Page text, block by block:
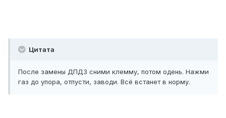
Цитата
После замены ДПДЗ сними клемму, потом одень. Нажми
газ до упора, отпусти, заводи. Всё встанет в норму.